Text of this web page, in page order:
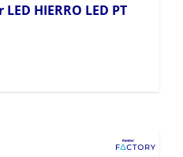
HIERRO LED PT